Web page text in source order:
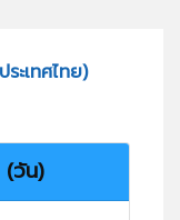
ะเทศไทย)
(วัน)